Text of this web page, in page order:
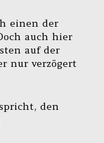
einen der
auch hier
auf der
nur verzögert
den